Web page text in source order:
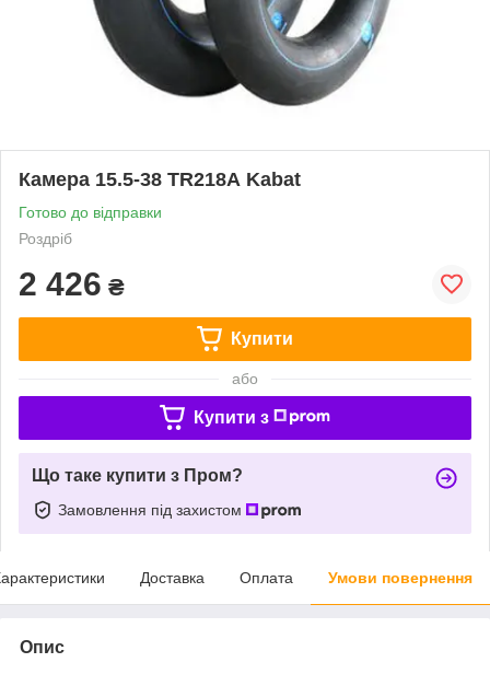
Камера 15.5-38 TR218А Kabat
Готово до відправки
Роздріб
2 426 ₴
Купити
або
Купити з
Що таке купити з Пром?
Замовлення під захистом
Доставка Оплата Умови повернення
Опис